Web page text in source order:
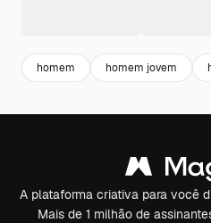
homem homem jovem
A plataforma criativa para você
Mais de 1 milhão de